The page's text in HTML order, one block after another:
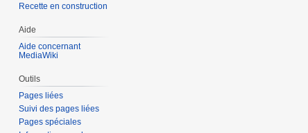
Recette en construction
Aide
Aide concernant
MediaWiki
Outils
Pages liées
Suivi des pages liées
Pages spéciales